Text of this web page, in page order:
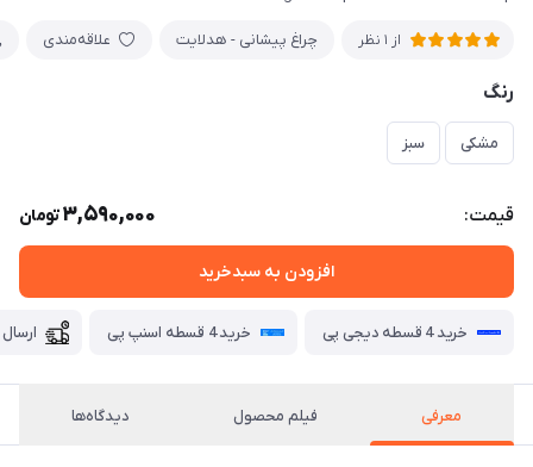
از 1 نظر چراغ پیشانی - هدلایت علاقه‌مندی
رنگ
مشکی سبز
قیمت: 3,590,000تومان
افزودن به سبدخرید
خرید 4 قسطه دیجی پی خرید 4 قسطه اسنپ پی
معرفی فیلم محصول دیدگاه‌ها